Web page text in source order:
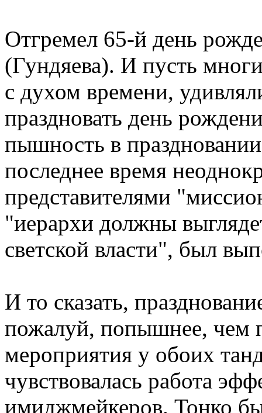
Отгремел 65-й день
(Гундяева). И пусть
с духом времени,
праздновать день
пышность в
последнее время
представителями
"иерархи должны
светской власти", был
И то сказать,
пожалуй, попышнее, чем
мероприятия у обоих
чувствовалась работа
имиджмейкеров. Тонко